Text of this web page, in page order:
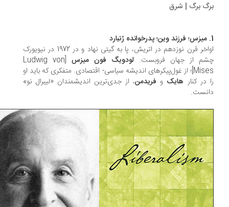
برگ | شرق
اواخر قرن نوزدهم در اتریش، پا به گیتی نهاد و در 1972 در نیویورک
از جهان فروبست.لودویگ فون میزس
[Ludwig von
Mises]؛ از غول‌پیکرهای اندیشه سیاسی- اقتصادی. متفکری که باید او
در کنارهایک وفریدمن، از جدی‌ترین اندیشمندان «لیبرال نو»